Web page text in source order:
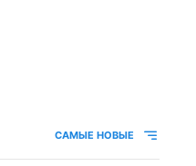
САМЫЕ НОВЫЕ